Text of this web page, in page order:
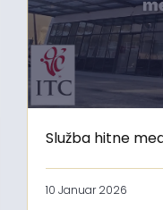
Služba hitne
10 Januar 2026